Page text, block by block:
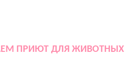
ПРИЮТ ДЛЯ ЖИВОТНЫХ